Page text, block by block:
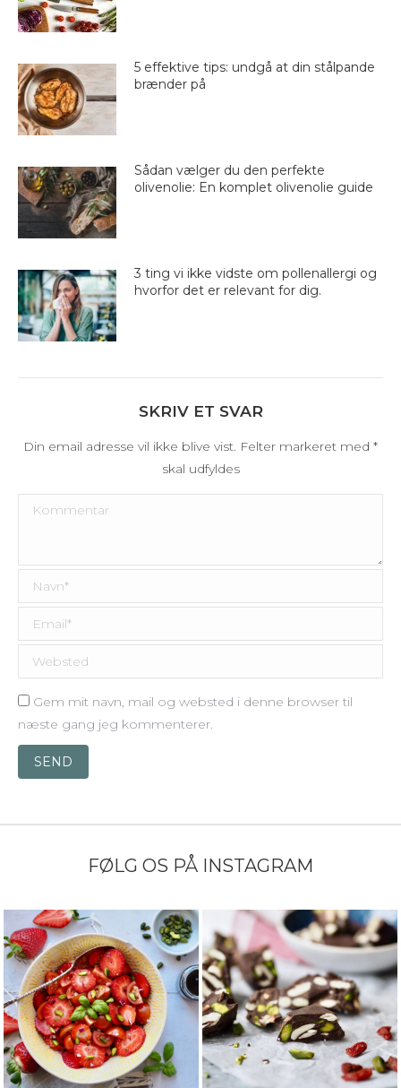
5 effektive tips: undgå at din stålpande
brænder på
Sådan vælger du den perfekte
olivenolie: En komplet olivenolie guide
3 ting vi ikke vidste om pollenallergi og
hvorfor det er relevant for dig.
SKRIV ET SVAR
Din email adresse vil ikke blive vist. Felter markeret med *
skal udfyldes
Kommentar
Navn *
Email *
Websted
Gem mit navn, mail og websted i denne browser til
næste gang jeg kommenterer.
SEND
FØLG OS PÅ INSTAGRAM